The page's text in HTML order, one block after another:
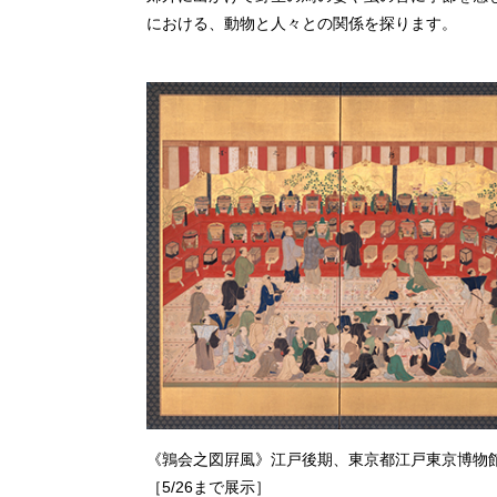
における、動物と人々との関係を探ります。
《鶉会之図屛風》江戸後期、東京都江戸東京博物
［5/26まで展示］